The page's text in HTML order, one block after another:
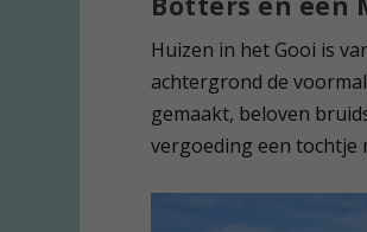
Huizen in het Gooi is
achtergrond de
gemaakt, beloven
vergoeding een tochtje